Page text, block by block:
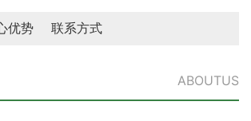
优势 联系方式
ABOUTUS